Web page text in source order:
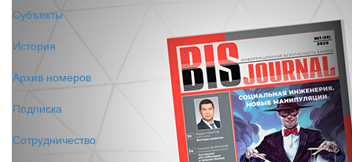
Субъекты
История
Архив номеров
Подписка
Сотрудничество